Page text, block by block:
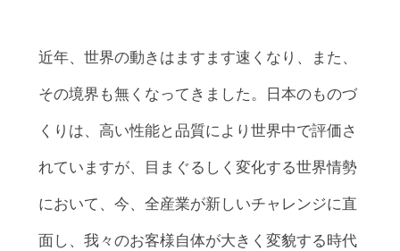
近年、世界の動きはますます速くなり、また、
その境界も無くなってきました。日本のものづ
くりは、高い性能と品質により世界中で評価さ
れていますが、目まぐるしく変化する世界情勢
において、今、全産業が新しいチャレンジに直
面し、我々のお客様自体が大きく変貌する時代